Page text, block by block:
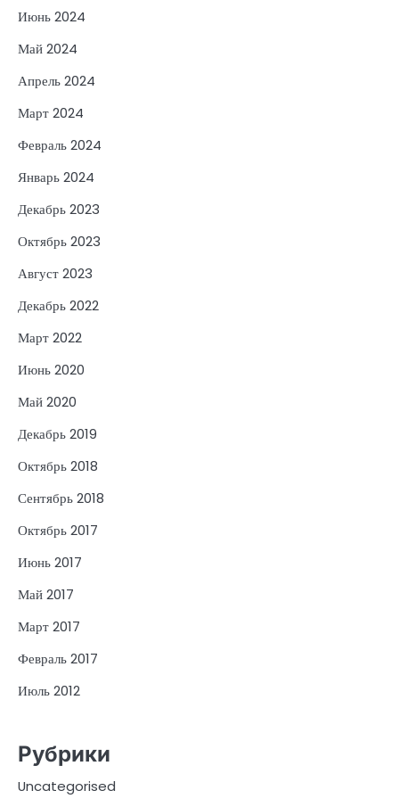
Июнь 2024
Май 2024
Апрель 2024
Март 2024
Февраль 2024
Январь 2024
Декабрь 2023
Октябрь 2023
Август 2023
Декабрь 2022
Март 2022
Июнь 2020
Май 2020
Декабрь 2019
Октябрь 2018
Сентябрь 2018
Октябрь 2017
Июнь 2017
Май 2017
Март 2017
Февраль 2017
Июль 2012
Рубрики
Uncategorised